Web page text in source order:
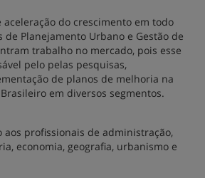
aceleração do crescimento em todo
de Planejamento Urbano e Gestão de
trabalho no mercado, pois esse
pelo pelas pesquisas,
de planos de melhoria na
em diversos segmentos.
aos profissionais de administração,
economia, geografia, urbanismo e